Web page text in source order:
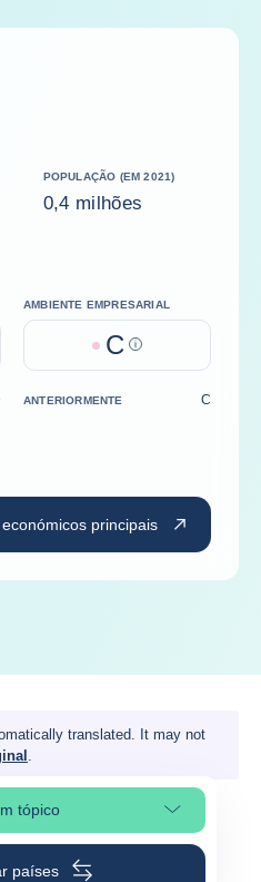
POPULAÇÃO (EM 2021)
0,4 milhões
AMBIENTE EMPRESARIAL
C Help
ANTERIORMENTE C
principais
translated. It may not
.
tópico a secção da página
países